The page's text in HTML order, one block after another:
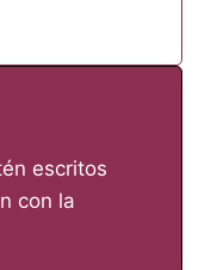
escritos
con la